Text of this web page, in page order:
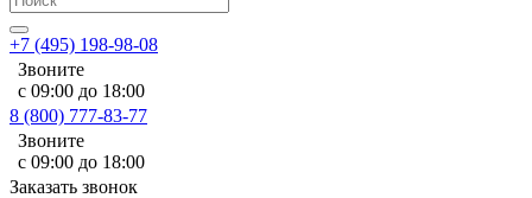
+7 (495) 198-98-08
Звоните
с 09:00 до 18:00
8 (800) 777-83-77
Звоните
с 09:00 до 18:00
Заказать звонок